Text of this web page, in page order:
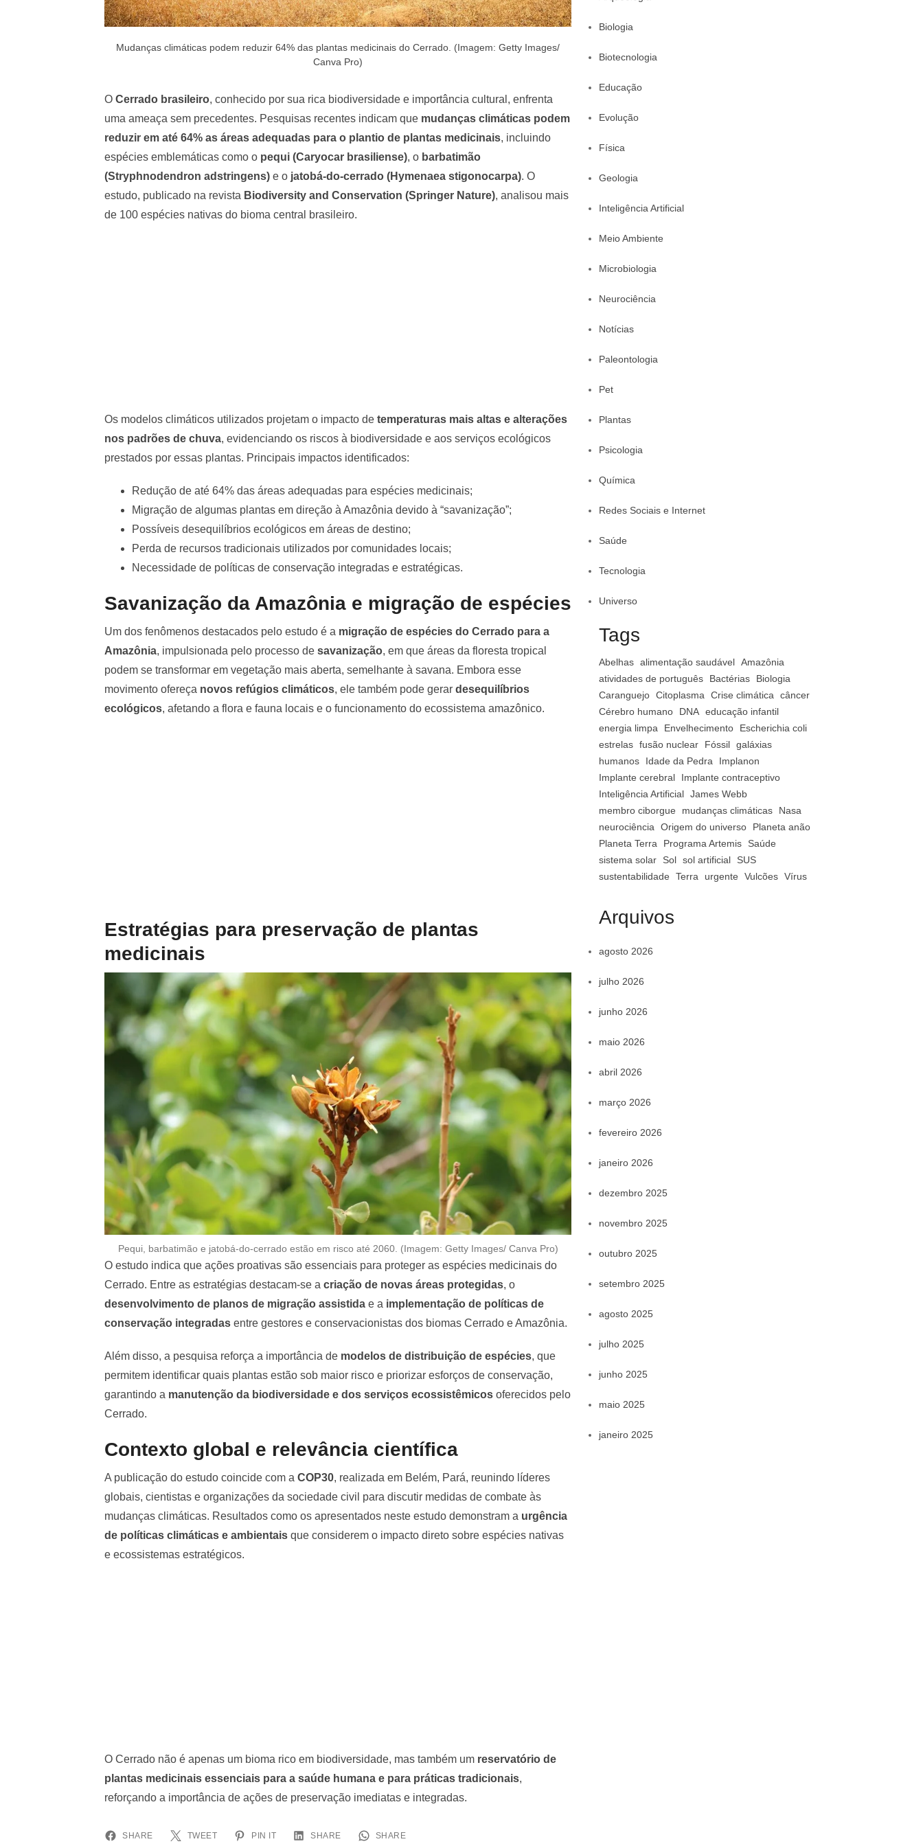
Mudanças climáticas podem reduzir 64% das plantas medicinais do Cerrado. (Imagem: Getty Images/
Canva Pro)
O Cerrado brasileiro, conhecido por sua rica biodiversidade e importância cultural, enfrenta
uma ameaça sem precedentes. Pesquisas recentes indicam que mudanças climáticas podem
reduzir em até 64% as áreas adequadas para o plantio de plantas medicinais, incluindo
espécies emblemáticas como o pequi (Caryocar brasiliense), o barbatimão
(Stryphnodendron adstringens) e o jatobá-do-cerrado (Hymenaea stigonocarpa). O
estudo, publicado na revista Biodiversity and Conservation (Springer Nature), analisou mais
de 100 espécies nativas do bioma central brasileiro.
Os modelos climáticos utilizados projetam o impacto de temperaturas mais altas e alterações
nos padrões de chuva, evidenciando os riscos à biodiversidade e aos serviços ecológicos
prestados por essas plantas. Principais impactos identificados:
Redução de até 64% das áreas adequadas para espécies medicinais;
Migração de algumas plantas em direção à Amazônia devido à “savanização”;
Possíveis desequilíbrios ecológicos em áreas de destino;
Perda de recursos tradicionais utilizados por comunidades locais;
Necessidade de políticas de conservação integradas e estratégicas.
Savanização da Amazônia e migração de espécies
Um dos fenômenos destacados pelo estudo é a migração de espécies do Cerrado para a
Amazônia, impulsionada pelo processo de savanização, em que áreas da floresta tropical
podem se transformar em vegetação mais aberta, semelhante à savana. Embora esse
movimento ofereça novos refúgios climáticos, ele também pode gerar desequilíbrios
ecológicos, afetando a flora e fauna locais e o funcionamento do ecossistema amazônico.
Estratégias para preservação de plantas
medicinais
Pequi, barbatimão e jatobá-do-cerrado estão em risco até 2060. (Imagem: Getty Images/ Canva Pro)
O estudo indica que ações proativas são essenciais para proteger as espécies medicinais do
Cerrado. Entre as estratégias destacam-se a criação de novas áreas protegidas, o
desenvolvimento de planos de migração assistida e a implementação de políticas de
conservação integradas entre gestores e conservacionistas dos biomas Cerrado e Amazônia.
Além disso, a pesquisa reforça a importância de modelos de distribuição de espécies, que
permitem identificar quais plantas estão sob maior risco e priorizar esforços de conservação,
garantindo a manutenção da biodiversidade e dos serviços ecossistêmicos oferecidos pelo
Cerrado.
Contexto global e relevância científica
A publicação do estudo coincide com a COP30, realizada em Belém, Pará, reunindo líderes
globais, cientistas e organizações da sociedade civil para discutir medidas de combate às
mudanças climáticas. Resultados como os apresentados neste estudo demonstram a urgência
de políticas climáticas e ambientais que considerem o impacto direto sobre espécies nativas
e ecossistemas estratégicos.
O Cerrado não é apenas um bioma rico em biodiversidade, mas também um reservatório de
plantas medicinais essenciais para a saúde humana e para práticas tradicionais,
reforçando a importância de ações de preservação imediatas e integradas.
SHARE TWEET PIN IT SHARE SHARE
Biologia
Biotecnologia
Educação
Evolução
Física
Geologia
Inteligência Artificial
Meio Ambiente
Microbiologia
Neurociência
Notícias
Paleontologia
Pet
Plantas
Psicologia
Química
Redes Sociais e Internet
Saúde
Tecnologia
Universo
Tags
Abelhas alimentação saudável Amazônia
atividades de português
Bactérias
Biologia
Caranguejo Citoplasma Crise climática
câncer
Cérebro humano
DNA educação infantil
energia limpa
Envelhecimento
Escherichia coli
estrelas fusão nuclear Fóssil galáxias
humanos
Idade da Pedra
Implanon
Implante cerebral
Implante contraceptivo
Inteligência Artificial James Webb
membro ciborgue
mudanças climáticas
Nasa
neurociência
Origem do universo
Planeta anão
Planeta Terra
Programa Artemis
Saúde
sistema solar
Sol sol artificial
SUS
sustentabilidade
Terra urgente Vulcões Vírus
Arquivos
agosto 2026
julho 2026
junho 2026
maio 2026
abril 2026
março 2026
fevereiro 2026
janeiro 2026
dezembro 2025
novembro 2025
outubro 2025
setembro 2025
agosto 2025
julho 2025
junho 2025
maio 2025
janeiro 2025